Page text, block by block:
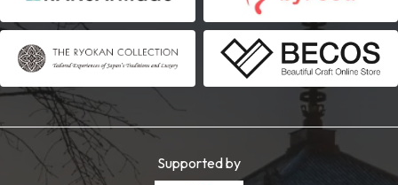
Supported by